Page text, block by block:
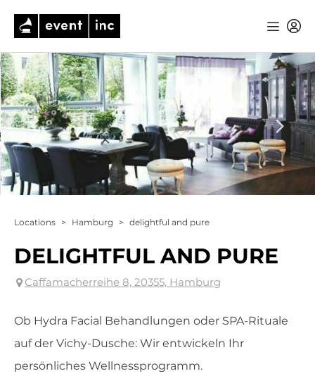
Locations > Hamburg > delightful and pure
DELIGHTFUL AND PURE
Caffamacherreihe 8, 20355, Hamburg
Ob Hydra Facial Behandlungen oder SPA-Rituale
auf der Vichy-Dusche: Wir entwickeln Ihr
persönliches Wellnessprogramm.